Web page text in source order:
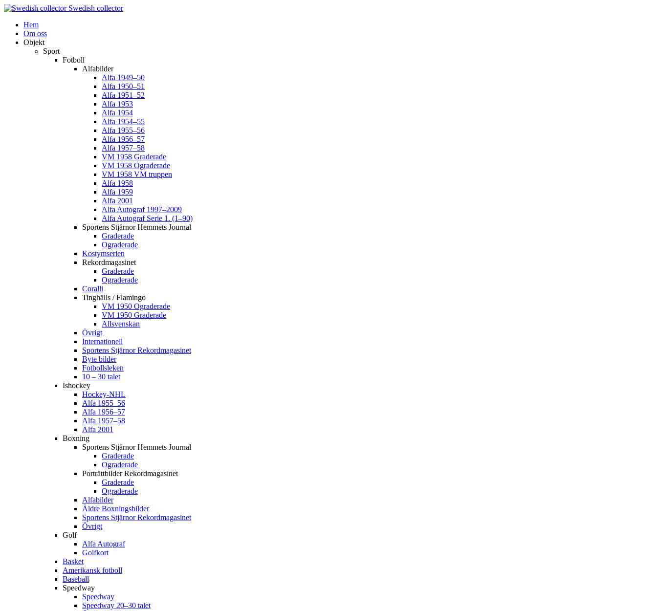
Swedish collector
Hem
Om oss
Objekt
Sport
Fotboll
Alfabilder
Alfa 1949–50
Alfa 1950–51
Alfa 1951–52
Alfa 1953
Alfa 1954
Alfa 1954–55
Alfa 1955–56
Alfa 1956–57
Alfa 1957–58
VM 1958 Graderade
VM 1958 Ograderade
VM 1958 VM truppen
Alfa 1958
Alfa 1959
Alfa 2001
Alfa Autograf 1997–2009
Alfa Autograf Serie 1. (1–90)
Sportens Stjärnor Hemmets Journal
Graderade
Ograderade
Kostymserien
Rekordmagasinet
Graderade
Ograderade
Coralli
Tinghälls / Flamingo
VM 1950 Ograderade
VM 1950 Graderade
Allsvenskan
Övrigt
Internationell
Sportens Stjärnor Rekordmagasinet
Byte bilder
Fotbollsleken
10 – 30 talet
Ishockey
Hockey-NHL
Alfa 1955–56
Alfa 1956–57
Alfa 1957–58
Alfa 2001
Boxning
Sportens Stjärnor Hemmets Journal
Graderade
Ograderade
Porträttbilder Rekordmagasinet
Graderade
Ograderade
Alfabilder
Äldre Boxningsbilder
Sportens Stjärnor Rekordmagasinet
Övrigt
Golf
Alfa Autograf
Golfkort
Basket
Amerikansk fotboll
Baseball
Speedway
Speedway
Speedway 20–30 talet